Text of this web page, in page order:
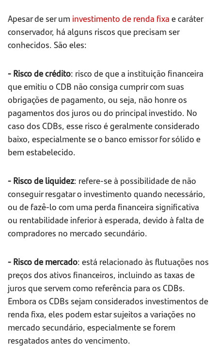
Apesar de ser um investimento de renda fixa e caráter
conservador, há alguns riscos que precisam ser
conhecidos. São eles:
- Risco de crédito: risco de que a instituição financeira
que emitiu o CDB não consiga cumprir com suas
obrigações de pagamento, ou seja, não honre os
pagamentos dos juros ou do principal investido. No
caso dos CDBs, esse risco é geralmente considerado
baixo, especialmente se o banco emissor for sólido e
bem estabelecido.
- Risco de liquidez: refere-se à possibilidade de não
conseguir resgatar o investimento quando necessário,
ou de fazê-lo com uma perda financeira significativa
ou rentabilidade inferior à esperada, devido à falta de
compradores no mercado secundário.
- Risco de mercado: está relacionado às flutuações nos
preços dos ativos financeiros, incluindo as taxas de
juros que servem como referência para os CDBs.
Embora os CDBs sejam considerados investimentos de
renda fixa, eles podem estar sujeitos a variações no
mercado secundário, especialmente se forem
resgatados antes do vencimento.